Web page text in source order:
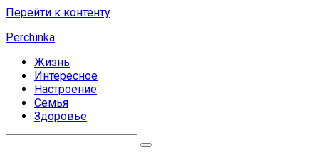
Перейти к контенту
Perchinka
Жизнь
Интересное
Настроение
Семья
Здоровье